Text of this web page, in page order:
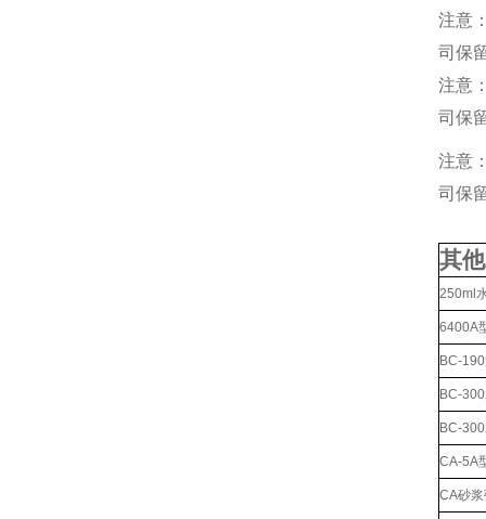
注意
司保
注意
司保
注意
司保
其
250ml
6400A
BC-
BC-
BC-
CA-5A
CA砂